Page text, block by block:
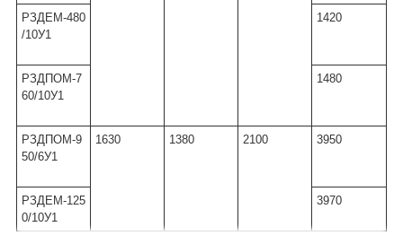
РЗДЕМ-480
/10У1
1420
РЗДПОМ-7
60/10У1
1480
РЗДПОМ-9
50/6У1
1630 1380 2100 3950
РЗДЕМ-125
0/10У1
3970